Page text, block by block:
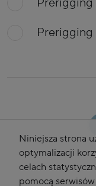
Niniejsza strona
optymalizacji
celach
pomocą
Prerigging